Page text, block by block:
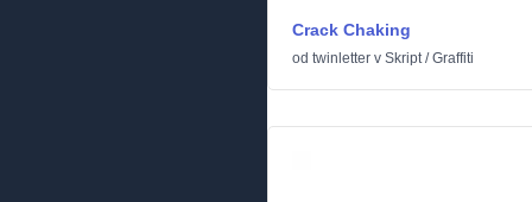
Crack Chaking
od twinletter v Skript/Graffiti